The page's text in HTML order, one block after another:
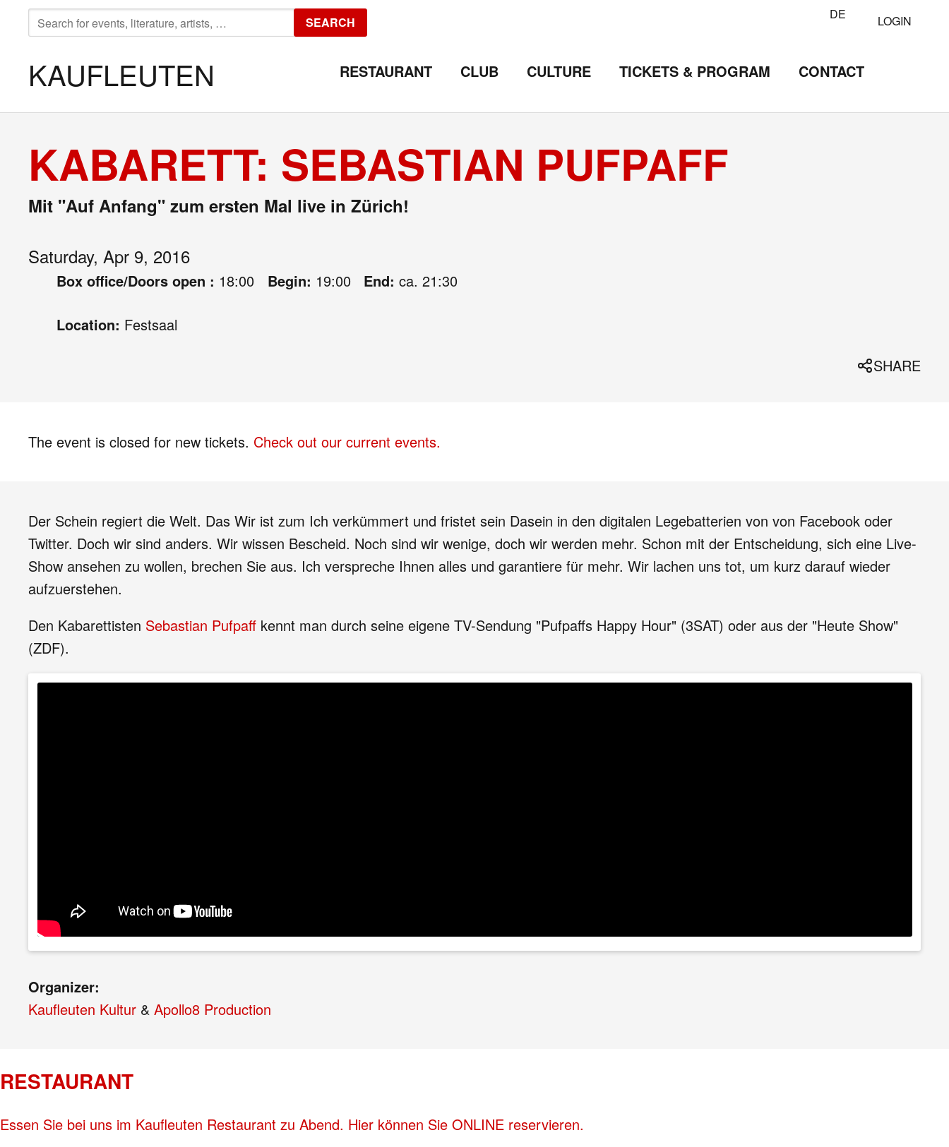
SEARCH
FOR:
SEARCH DE LOGIN
KAUFLEUTEN RESTAURANT CLUB CULTURE TICKETS & PROGRAM CONTACT
KABARETT: SEBASTIAN PUFPAFF
Mit "Auf Anfang" zum ersten Mal live in Zürich!
Saturday, Apr 9, 2016
Box office/Doors open : 18:00 Begin: 19:00 End: ca. 21:30
Location: Festsaal
SHARE
The event is closed for new tickets. Check out our current events.
Der Schein regiert die Welt. Das Wir ist zum Ich verkümmert und fristet sein Dasein in den digitalen Legebatterien von von Facebook oder
Twitter. Doch wir sind anders. Wir wissen Bescheid. Noch sind wir wenige, doch wir werden mehr. Schon mit der Entscheidung, sich eine Live-
Show ansehen zu wollen, brechen Sie aus. Ich verspreche Ihnen alles und garantiere für mehr. Wir lachen uns tot, um kurz darauf wieder
aufzuerstehen.
Den Kabarettisten Sebastian Pufpaff kennt man durch seine eigene TV-Sendung "Pufpaffs Happy Hour" (3SAT) oder aus der "Heute Show"
(ZDF).
Organizer:
Kaufleuten Kultur & Apollo8 Production
RESTAURANT
Essen Sie bei uns im Kaufleuten Restaurant zu Abend. Hier können Sie ONLINE reservieren.